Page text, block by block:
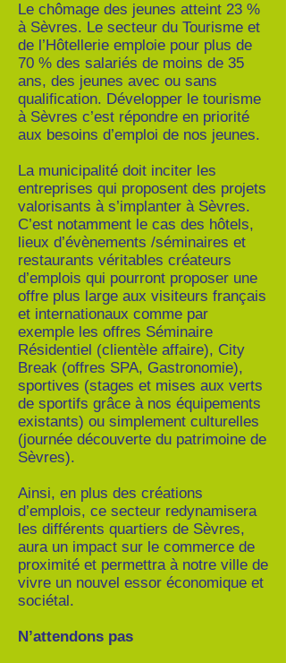
Le chômage des jeunes atteint 23 %
à Sèvres. Le secteur du Tourisme et
de l’Hôtellerie emploie pour plus de
70 % des salariés de moins de 35
ans, des jeunes avec ou sans
qualification. Développer le tourisme
à Sèvres c’est répondre en priorité
aux besoins d’emploi de nos jeunes.
La municipalité doit inciter les
entreprises qui proposent des projets
valorisants à s’implanter à Sèvres.
C’est notamment le cas des hôtels,
lieux d’évènements /séminaires et
restaurants véritables créateurs
d’emplois qui pourront proposer une
offre plus large aux visiteurs français
et internationaux comme par
exemple les offres Séminaire
Résidentiel (clientèle affaire), City
Break (offres SPA, Gastronomie),
sportives (stages et mises aux verts
de sportifs grâce à nos équipements
existants) ou simplement culturelles
(journée découverte du patrimoine de
Sèvres).
Ainsi, en plus des créations
d’emplois, ce secteur redynamisera
les différents quartiers de Sèvres,
aura un impact sur le commerce de
proximité et permettra à notre ville de
vivre un nouvel essor économique et
sociétal.
N’attendons pas